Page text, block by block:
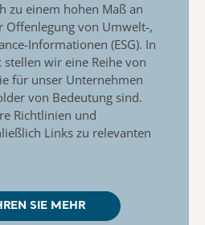
zu einem hohen Maß an
Offenlegung von Umwelt-,
Informationen (ESG). In
stellen wir eine Reihe von
für unser Unternehmen
von Bedeutung sind.
Richtlinien und
Links zu relevanten
SIE MEHR